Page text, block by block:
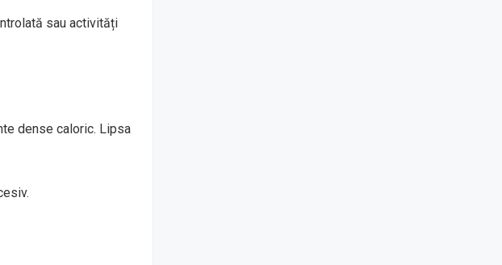
sau activități
dense caloric. Lipsa